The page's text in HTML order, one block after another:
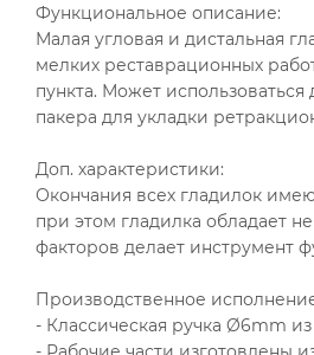
Функциональное описание:
Малая угловая и дистальная
мелких реставрационных
пункта. Может
пакера для укладки
Доп. характеристики:
Окончания всех гладилок
при этом гладилка обладает
факторов делает инструмент
Производственное
- Классическая ручка Ø6mm